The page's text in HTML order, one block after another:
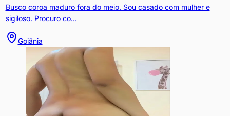
Busco coroa maduro fora do meio. Sou casado com mulher e
sigiloso. Procuro co...
Goiânia